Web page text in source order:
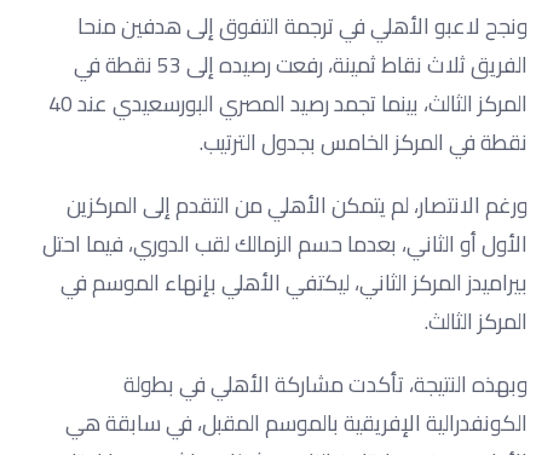
ونجح لاعبو الأهلي في ترجمة التفوق إلى هدفين منحا
الفريق ثلاث نقاط ثمينة، رفعت رصيده إلى 53 نقطة في
المركز الثالث، بينما تجمد رصيد المصري البورسعيدي عند 40
نقطة في المركز الخامس بجدول الترتيب.
ورغم الانتصار، لم يتمكن الأهلي من التقدم إلى المركزين
الأول أو الثاني، بعدما حسم الزمالك لقب الدوري، فيما احتل
بيراميدز المركز الثاني، ليكتفي الأهلي بإنهاء الموسم في
المركز الثالث.
وبهذه النتيجة، تأكدت مشاركة الأهلي في بطولة
الكونفدرالية الإفريقية بالموسم المقبل، في سابقة هي